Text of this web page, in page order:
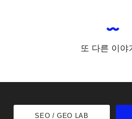
또 다른 이야
SEO / GEO LAB